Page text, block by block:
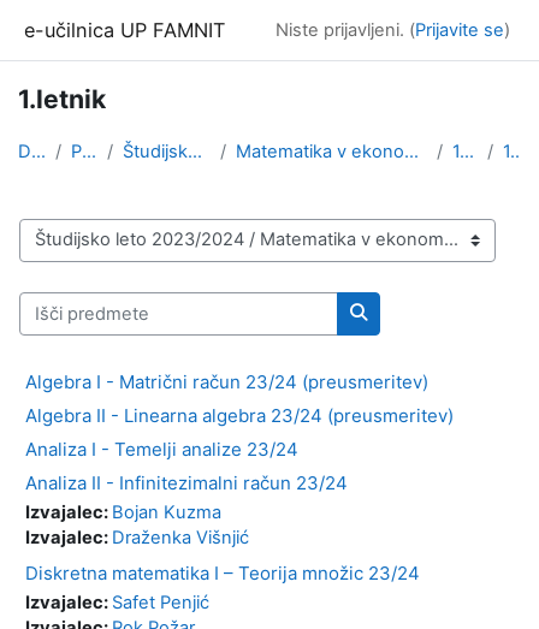
e-učilnica UP FAMNIT Niste prijavljeni. (Prijavite se)
1.letnik
Domov Predmeti Študijsko leto 2023/2024 Matematika v ekonomiji in financah / Matematika s ... 1.stopnja 1.letnik
Kategorije predmetov
Išči predmete
Išči predmete
Algebra I - Matrični račun 23/24 (preusmeritev)
Algebra II - Linearna algebra 23/24 (preusmeritev)
Analiza I - Temelji analize 23/24
Analiza II - Infinitezimalni račun 23/24
Izvajalec: Bojan Kuzma
Izvajalec: Draženka Višnjić
Diskretna matematika I – Teorija množic 23/24
Izvajalec: Safet Penjić